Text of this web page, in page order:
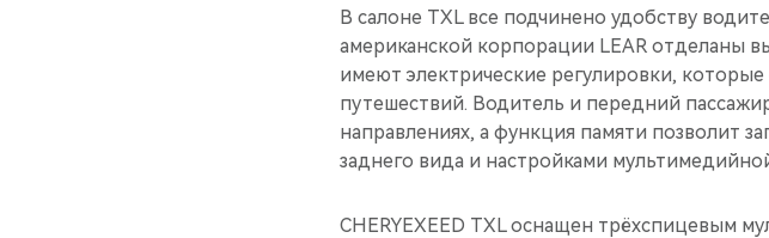
В салоне TXL все подчинено удобству
американской корпорации LEAR отделаны
имеют электрические регулировки,
путешествий. Водитель и передний
направлениях, а функция памяти позволит
заднего вида и настройками
CHERYEXEED TXL оснащен трёхспицевым